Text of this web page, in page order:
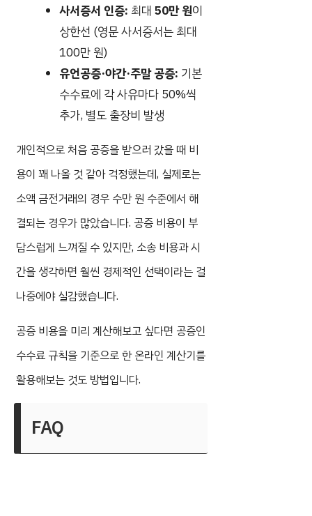
사서증서 인증: 최대50만 원이
상한선 (영문 사서증서는 최대
100만 원)
유언공증·야간·주말 공증: 기본
수수료에 각 사유마다 50%씩
추가, 별도 출장비 발생
개인적으로 처음 공증을 받으러 갔을 때 비
용이 꽤 나올 것 같아 걱정했는데, 실제로는
소액 금전거래의 경우 수만 원 수준에서 해
결되는 경우가 많았습니다. 공증 비용이 부
담스럽게 느껴질 수 있지만, 소송 비용과 시
간을 생각하면 훨씬 경제적인 선택이라는 걸
나중에야 실감했습니다.
공증 비용을 미리 계산해보고 싶다면 공증인
수수료 규칙을 기준으로 한 온라인 계산기를
활용해보는 것도 방법입니다.
FAQ